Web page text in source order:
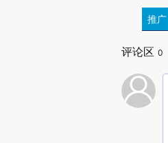
推广
评论区 0